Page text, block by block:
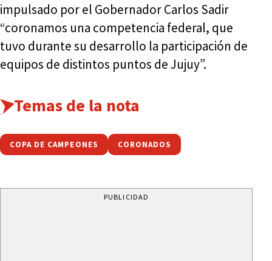
impulsado por el Gobernador Carlos Sadir
“coronamos una competencia federal, que
tuvo durante su desarrollo la participación de
equipos de distintos puntos de Jujuy”.
Temas de la nota
COPA DE CAMPEONES CORONADOS
PUBLICIDAD